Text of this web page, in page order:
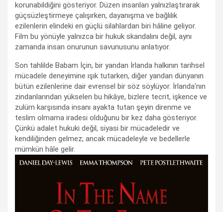
korunabildiğini gösteriyor. Düzen insanları yalnızlaştırarak
güçsüzleştirmeye çalışırken, dayanışma ve bağlılık
ezilenlerin elindeki en güçlü silahlardan biri hâline geliyor.
Film bu yönüyle yalnızca bir hukuk skandalını değil, aynı
zamanda insan onurunun savunusunu anlatıyor.
Son tahlilde Babam İçin, bir yandan İrlanda halkının tarihsel
mücadele deneyimine ışık tutarken, diğer yandan dünyanın
bütün ezilenlerine dair evrensel bir söz söylüyor. İrlanda'nın
zindanlarından yükselen bu hikâye, bizlere tecrit, işkence ve
zulüm karşısında insanı ayakta tutan şeyin direnme ve
teslim olmama iradesi olduğunu bir kez daha gösteriyor.
Çünkü adalet hukuki değil, siyasi bir mücadeledir ve
kendiliğinden gelmez; ancak mücadeleyle ve bedellerle
mümkün hâle gelir.